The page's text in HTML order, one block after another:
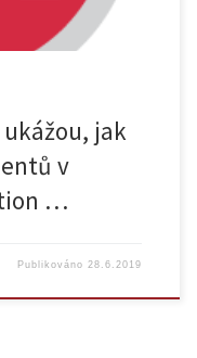
ukážou, jak
v
…
Publikováno28.6.2019